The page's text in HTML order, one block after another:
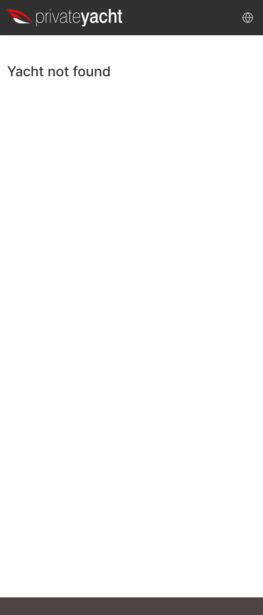
Yacht not found